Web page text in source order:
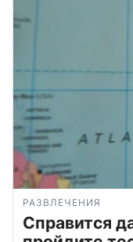
РАЗВЛЕЧЕНИЯ
Справится